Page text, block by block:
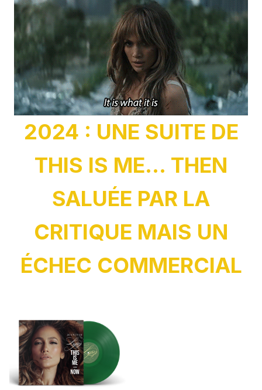
2024 : UNE SUITE DE
THIS IS ME... THEN
SALUÉE PAR LA
CRITIQUE MAIS UN
ÉCHEC COMMERCIAL